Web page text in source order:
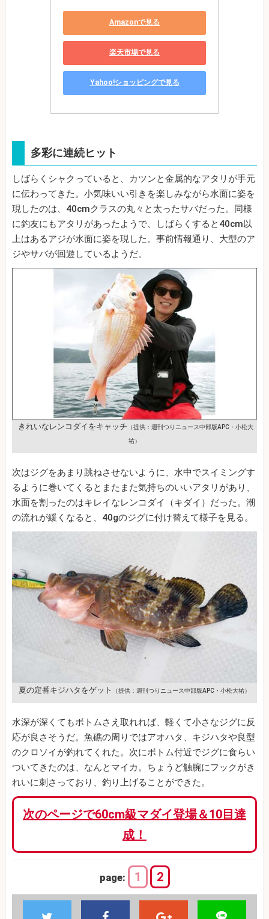
Amazonで見る
楽天市場で見る
Yahoo!ショッピングで見る
多彩に連続ヒット
しばらくシャクっていると、カツンと金属的なアタリが手元
に伝わってきた。小気味いい引きを楽しみながら水面に姿を
現したのは、40cmクラスの丸々と太ったサバだった。同様
に釣友にもアタリがあったようで、しばらくすると40cm以
上はあるアジが水面に姿を現した。事前情報通り、大型のア
ジやサバが回遊しているようだ。
きれいなレンコダイをキャッチ （提供：週刊つりニュース中部版APC・小松大
祐）
次はジグをあまり跳ねさせないように、水中でスイミングす
るように巻いてくるとまたまた気持ちのいいアタリがあり、
水面を割ったのはキレイなレンコダイ（キダイ）だった。潮
の流れが緩くなると、40gのジグに付け替えて様子を見る。
夏の定番キジハタをゲット （提供：週刊つりニュース中部版APC・小松大祐）
水深が深くてもボトムさえ取れれば、軽くて小さなジグに反
応が良さそうだ。魚礁の周りではアオハタ、キジハタや良型
のクロソイが釣れてくれた。次にボトム付近でジグに食らい
ついてきたのは、なんとマイカ。ちょうど触腕にフックがき
れいに刺さっており、釣り上げることができた。
次のページで60cm級マダイ登場＆10目達
成！
page: 1 2